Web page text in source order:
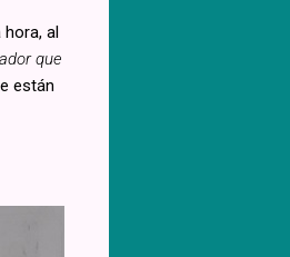
hora, al
que
están